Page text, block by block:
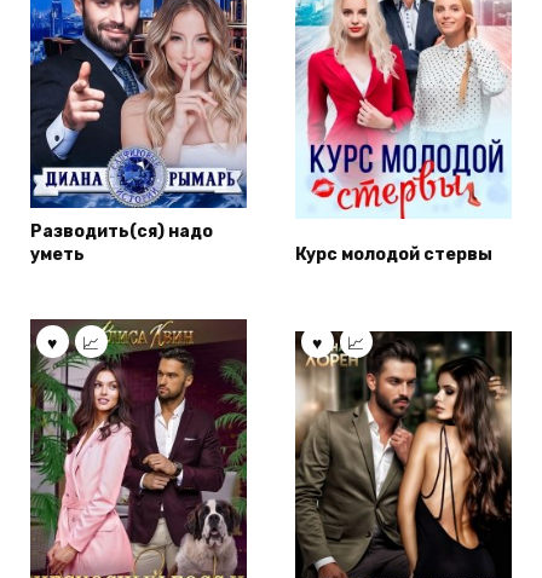
Разводить(ся) надо
уметь
Курс молодой стервы